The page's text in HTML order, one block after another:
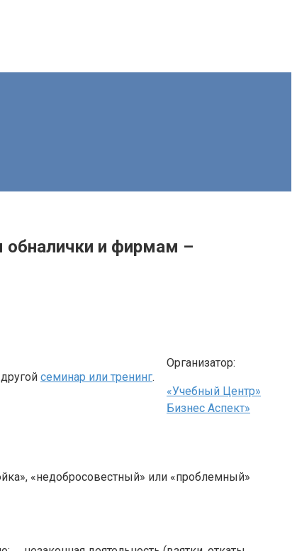
обналички и фирмам –
семинар или тренинг.
Организатор:
«Учебный Центр»
Бизнес Аспект»
«недобросовестный» или «проблемный»